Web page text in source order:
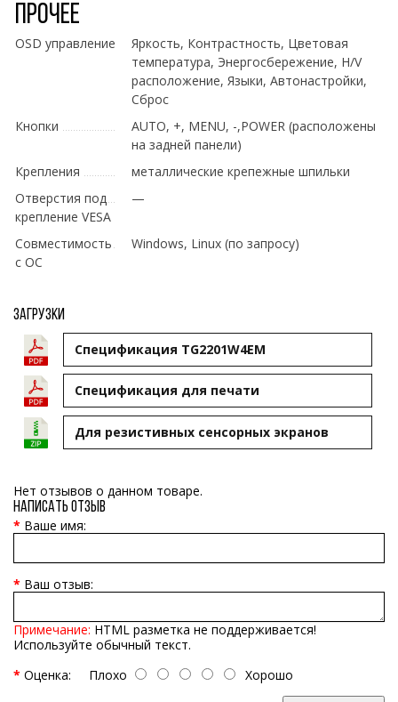
Прочее
OSD управление
Яркость, Контрастность, Цветовая
температура, Энергосбережение, H/V
расположение, Языки, Автонастройки,
Сброс
Кнопки
AUTO, +, MENU, -,POWER (расположены
на задней панели)
Крепления
металлические крепежные шпильки
Отверстия под
крепление VESA
—
Совместимость
с ОС
Windows, Linux (по запросу)
Загрузки
Спецификация TG2201W4EM
Cпецификация для печати
Для резистивных сенсорных экранов
Нет отзывов о данном товаре.
Написать отзыв
Ваше имя:
Ваш отзыв:
Примечание: HTML разметка не поддерживается!
Используйте обычный текст.
Оценка: Плохо Хорошо